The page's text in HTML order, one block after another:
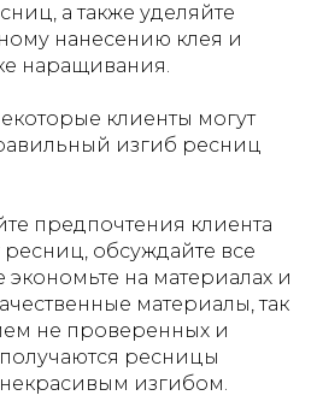
а также уделяйте
нанесению клея и
наращивания.
клиенты могут
изгиб ресниц
предпочтения клиента
обсуждайте все
на материалах и
материалы, так
не проверенных и
ресницы
некрасивым изгибом.